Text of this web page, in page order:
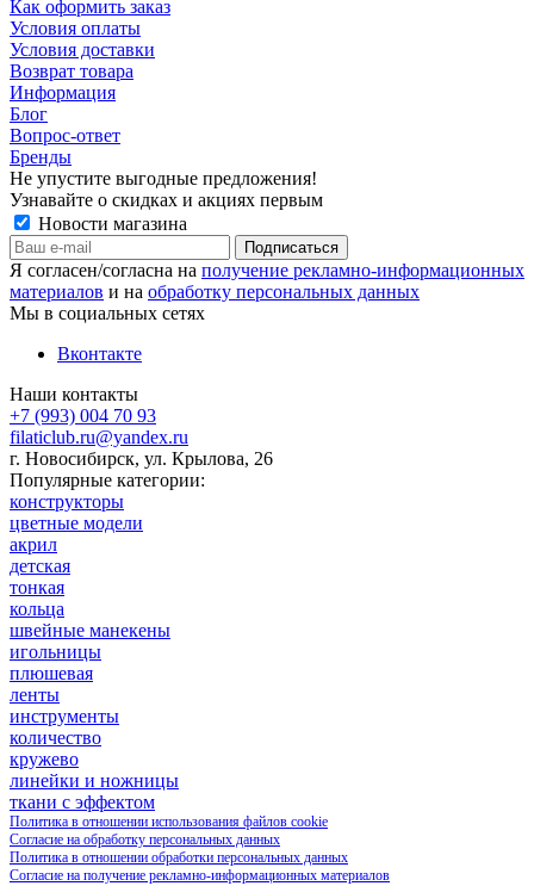
Как оформить заказ
Условия оплаты
Условия доставки
Возврат товара
Информация
Блог
Вопрос-ответ
Бренды
Не упустите выгодные предложения!
Узнавайте о скидках и акциях первым
Новости магазина
Я согласен/согласна на получение рекламно-информационных
материалов и на обработку персональных данных
Мы в социальных сетях
Вконтакте
Наши контакты
+7 (993) 004 70 93
filaticlub.ru@yandex.ru
г. Новосибирск, ул. Крылова, 26
Популярные категории:
конструкторы
цветные модели
акрил
детская
тонкая
кольца
швейные манекены
игольницы
плюшевая
ленты
инструменты
количество
кружево
линейки и ножницы
ткани с эффектом
Политика в отношении использования файлов cookie
Согласие на обработку персональных данных
Политика в отношении обработки персональных данных
Согласие на получение рекламно-информационных материалов